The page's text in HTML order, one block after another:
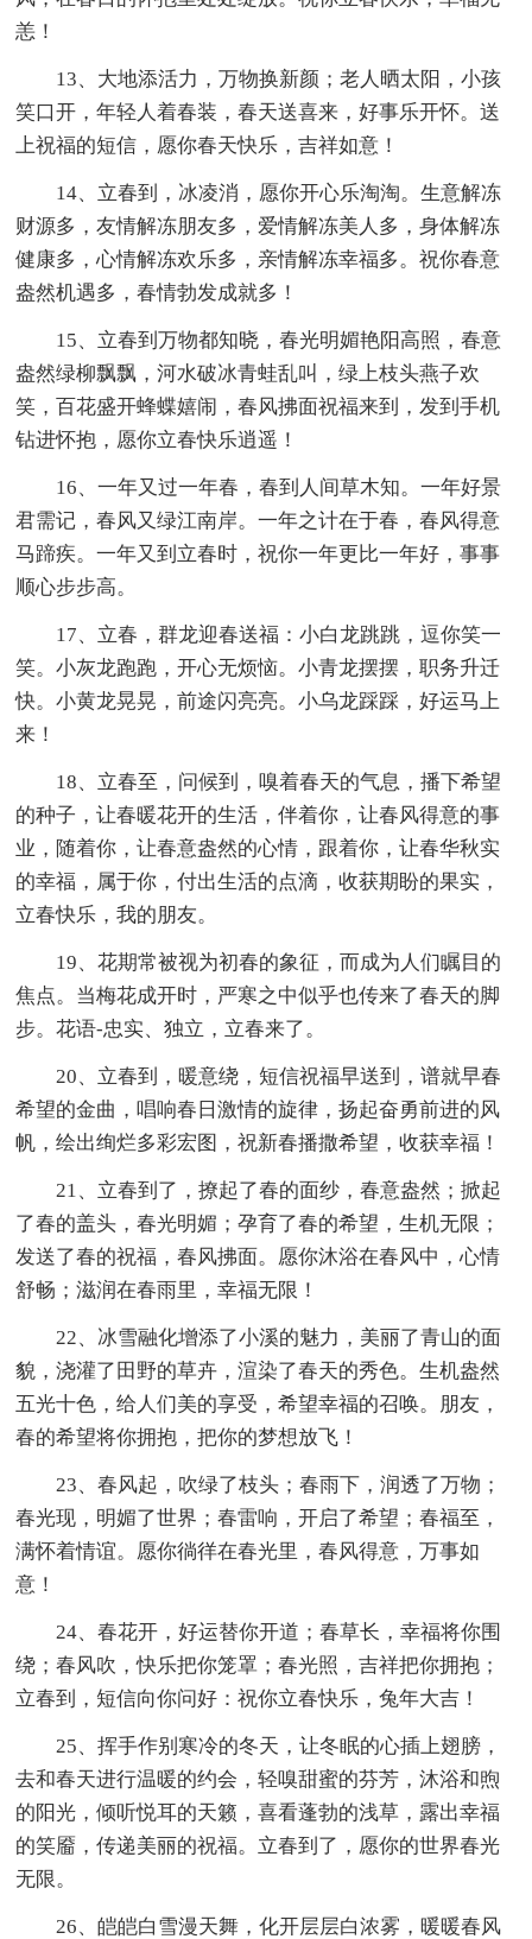
恙！
13、大地添活力，万物换新颜；老人晒太阳，小孩
笑口开，年轻人着春装，春天送喜来，好事乐开怀。送
上祝福的短信，愿你春天快乐，吉祥如意！
14、立春到，冰凌消，愿你开心乐淘淘。生意解冻
财源多，友情解冻朋友多，爱情解冻美人多，身体解冻
健康多，心情解冻欢乐多，亲情解冻幸福多。祝你春意
盎然机遇多，春情勃发成就多！
15、立春到万物都知晓，春光明媚艳阳高照，春意
盎然绿柳飘飘，河水破冰青蛙乱叫，绿上枝头燕子欢
笑，百花盛开蜂蝶嬉闹，春风拂面祝福来到，发到手机
钻进怀抱，愿你立春快乐逍遥！
16、一年又过一年春，春到人间草木知。一年好景
君需记，春风又绿江南岸。一年之计在于春，春风得意
马蹄疾。一年又到立春时，祝你一年更比一年好，事事
顺心步步高。
17、立春，群龙迎春送福：小白龙跳跳，逗你笑一
笑。小灰龙跑跑，开心无烦恼。小青龙摆摆，职务升迁
快。小黄龙晃晃，前途闪亮亮。小乌龙踩踩，好运马上
来！
18、立春至，问候到，嗅着春天的气息，播下希望
的种子，让春暖花开的生活，伴着你，让春风得意的事
业，随着你，让春意盎然的心情，跟着你，让春华秋实
的幸福，属于你，付出生活的点滴，收获期盼的果实，
立春快乐，我的朋友。
19、花期常被视为初春的象征，而成为人们瞩目的
焦点。当梅花成开时，严寒之中似乎也传来了春天的脚
步。花语-忠实、独立，立春来了。
20、立春到，暖意绕，短信祝福早送到，谱就早春
希望的金曲，唱响春日激情的旋律，扬起奋勇前进的风
帆，绘出绚烂多彩宏图，祝新春播撒希望，收获幸福！
21、立春到了，撩起了春的面纱，春意盎然；掀起
了春的盖头，春光明媚；孕育了春的希望，生机无限；
发送了春的祝福，春风拂面。愿你沐浴在春风中，心情
舒畅；滋润在春雨里，幸福无限！
22、冰雪融化增添了小溪的魅力，美丽了青山的面
貌，浇灌了田野的草卉，渲染了春天的秀色。生机盎然
五光十色，给人们美的享受，希望幸福的召唤。朋友，
春的希望将你拥抱，把你的梦想放飞！
23、春风起，吹绿了枝头；春雨下，润透了万物；
春光现，明媚了世界；春雷响，开启了希望；春福至，
满怀着情谊。愿你徜徉在春光里，春风得意，万事如
意！
24、春花开，好运替你开道；春草长，幸福将你围
绕；春风吹，快乐把你笼罩；春光照，吉祥把你拥抱；
立春到，短信向你问好：祝你立春快乐，兔年大吉！
25、挥手作别寒冷的冬天，让冬眠的心插上翅膀，
去和春天进行温暖的约会，轻嗅甜蜜的芬芳，沐浴和煦
的阳光，倾听悦耳的天籁，喜看蓬勃的浅草，露出幸福
的笑靥，传递美丽的祝福。立春到了，愿你的世界春光
无限。
26、皑皑白雪漫天舞，化开层层白浓雾，暖暖春风